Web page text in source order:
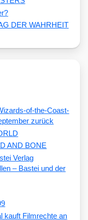
DER WAHRHEIT
of-the-Coast-
zurück
AND BONE
– Bastei und der
kauft Filmrechte an